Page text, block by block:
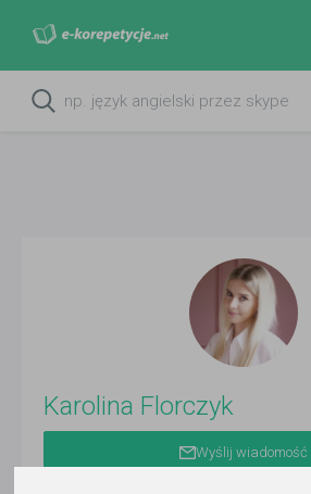
Karolina Florczyk
Wyślij wiadomość